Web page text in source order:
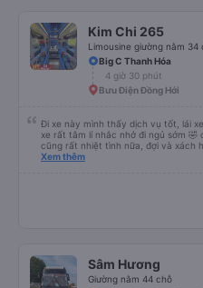
Kim Chi 265
Limousine giường nằm 34
Big C Thanh Hóa
4 giờ 30 phút
Bưu Điện Đồng Hới
Đi xe này mình thấy dịch vụ tốt, lái
xe rất tâm lí nhắc nhở đi ngủ sớm
cũng rất nhiệt tình nữa, đợi và xách
mn đi vệ sinh xong mới đi chứ ko vội
Xem thêm
Sâm Hương
Giường nằm 44 chỗ